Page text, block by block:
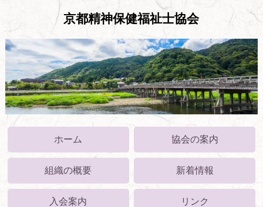
京都精神保健福祉士協会
ホーム 協会の案内
組織の概要 新着情報
入会案内 リンク